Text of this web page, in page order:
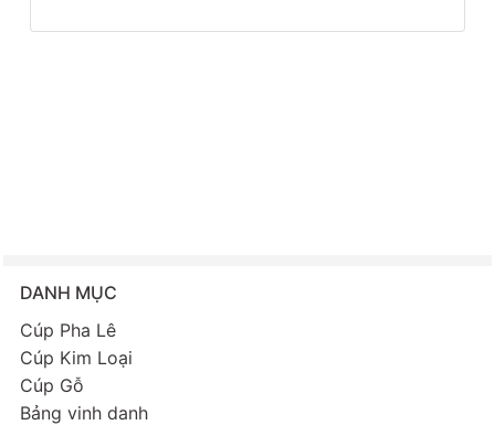
DANH MỤC
Cúp Pha Lê
Cúp Kim Loại
Cúp Gỗ
Bảng vinh danh